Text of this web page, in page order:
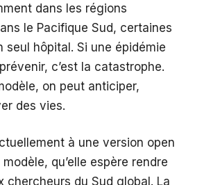
dans les régions
le Pacifique Sud, certaines
seul hôpital. Si une épidémie
c’est la catastrophe.
on peut anticiper,
des vies.
à une version open
qu’elle espère rendre
chercheurs du Sud global. La